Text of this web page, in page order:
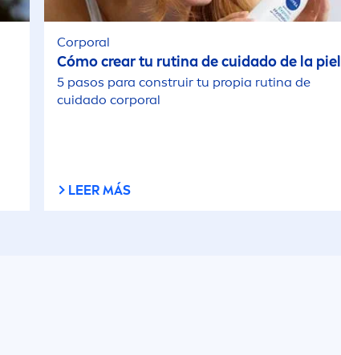
Corporal
Cómo crear tu rutina de cuidado de la piel
5 pasos para construir tu propia rutina de
cuidado corporal
LEER MÁS